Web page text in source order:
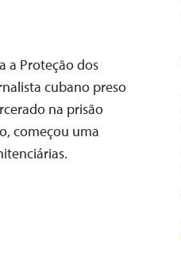
a Proteção dos
cubano preso
na prisão
começou uma